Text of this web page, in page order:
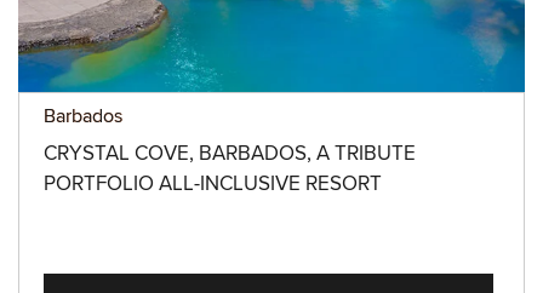
Barbados
CRYSTAL COVE, BARBADOS, A TRIBUTE
PORTFOLIO ALL-INCLUSIVE RESORT